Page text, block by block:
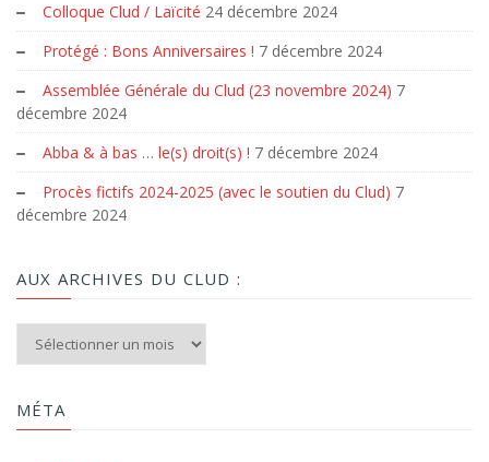
Colloque Clud / Laïcité 24 décembre 2024
Protégé : Bons Anniversaires ! 7 décembre 2024
Assemblée Générale du Clud (23 novembre 2024) 7
décembre 2024
Abba & à bas … le(s) droit(s) ! 7 décembre 2024
Procès fictifs 2024-2025 (avec le soutien du Clud) 7
décembre 2024
AUX ARCHIVES DU CLUD :
Aux archives du Clud :
MÉTA